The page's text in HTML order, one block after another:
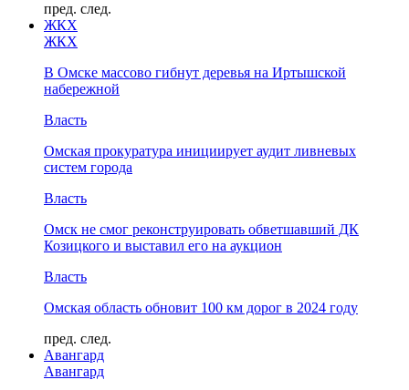
пред. след.
ЖКХ
ЖКХ
В Омске массово гибнут деревья на Иртышской
набережной
Власть
Омская прокуратура инициирует аудит ливневых
систем города
Власть
Омск не смог реконструировать обветшавший ДК
Козицкого и выставил его на аукцион
Власть
Омская область обновит 100 км дорог в 2024 году
пред. след.
Авангард
Авангард